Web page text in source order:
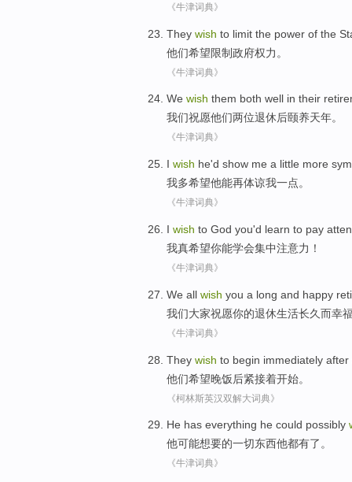
《牛津词典》
They wish to limit the power of the
他们希望限制政府权力 。
《牛津词典》
We wish them both well in their
我们祝愿他们两位退休后颐养天年。
《牛津词典》
I wish he'd show me a little more
我多希望他能再体谅我一点。
《牛津词典》
I wish to God you'd learn to pay
我真希望你能学会集中注意力 ！
《牛津词典》
We all wish you a long and happy
我们大家祝愿你的退休生活长久 而幸
《牛津词典》
They wish to begin immediately after
他们希望晚饭后紧接着开始。
《柯林斯英汉双解大词典》
He has everything he could possibly
他可能想要的一切东西他都有了。
《牛津词典》